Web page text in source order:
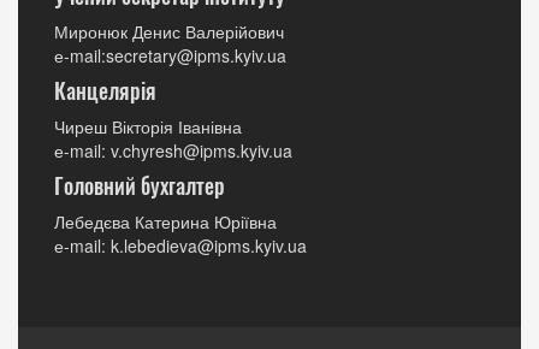
Миронюк Денис Валерійович
е-mail:secretary@ipms.kyiv.ua
Канцелярія
Чиреш Вікторія Іванівна
е-mail: v.chyresh@ipms.kyiv.ua
Головний бухгалтер
Лебедєва Катерина Юріївна
е-mail: k.lebedieva@ipms.kyiv.ua